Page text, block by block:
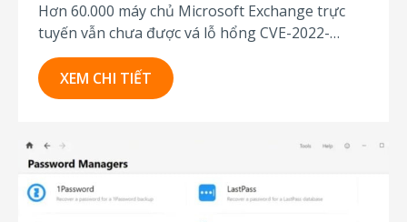
Hơn 60.000 máy chủ Microsoft Exchange trực
tuyến vẫn chưa được vá lỗ hổng CVE-2022-
41082 thực thi mã từ xa (RCE), một trong hai lỗ
hổng bảo mật được nhắm mục tiêu bởi các khai
thác ProxyNotShell. Theo một bài tweet gần đây
XEM CHI TIẾT